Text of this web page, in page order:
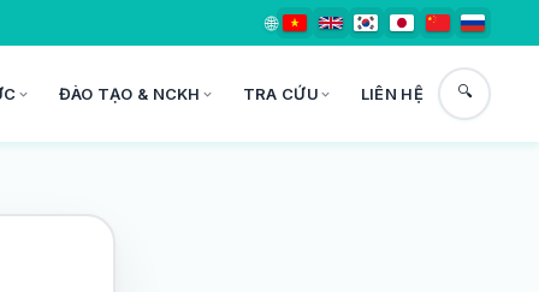
🌐
ĐÀO TẠO & NCKH TRA CỨU LIÊN HỆ 🔍